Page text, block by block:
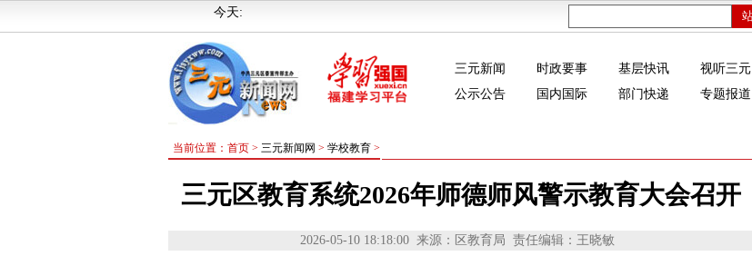
今天:
三元新闻 时政要事 基层快讯 视听三元
公示公告
国内国际 部门快递 专题报道
当前位置：首页 > 三元新闻网 > 学校教育>
三元区教育系统2026年师德师风警示教育大会召开
2026-05-10 18:18:00 来源：区教育局 责任编辑：王晓敏